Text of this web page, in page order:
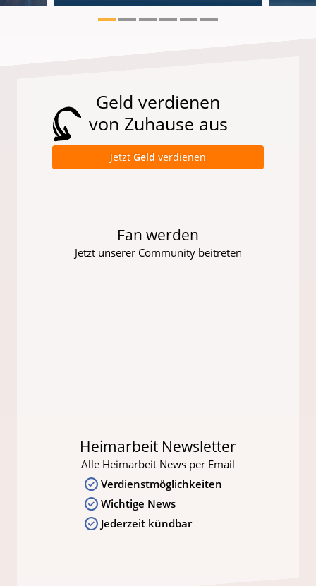
Geld verdienen
von Zuhause aus
Jetzt Geld verdienen
Fan werden
Jetzt unserer Community beitreten
Heimarbeit Newsletter
Alle Heimarbeit News per Email
Verdienstmöglichkeiten
Wichtige News
Jederzeit kündbar